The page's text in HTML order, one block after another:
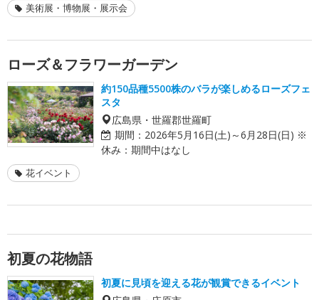
美術展・博物展・展示会
ローズ＆フラワーガーデン
約150品種5500株のバラが楽しめるローズフェ
スタ
広島県・世羅郡世羅町
期間： 2026年5月16日(土)～6月28日(日) ※
休み：期間中はなし
花イベント
初夏の花物語
初夏に見頃を迎える花が観賞できるイベント